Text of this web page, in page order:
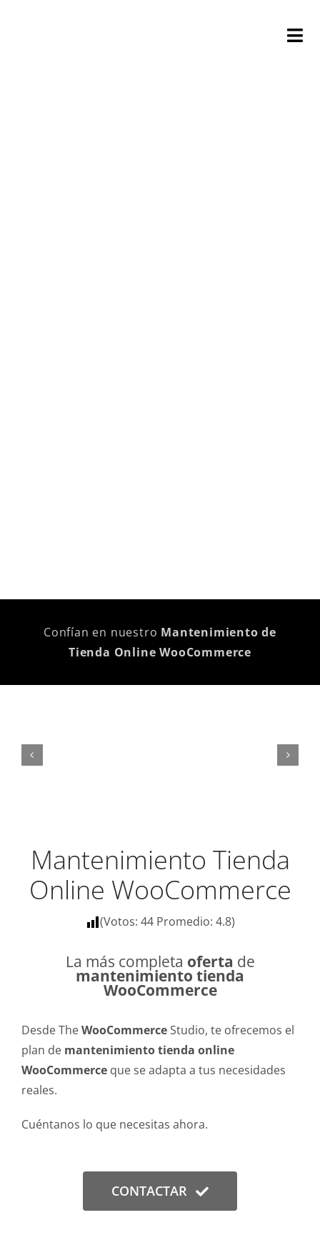
Confían en nuestro Mantenimiento de
Tienda Online WooCommerce
Mantenimiento Tienda
Online WooCommerce
(Votos: 44Promedio: 4.8)
La más completa oferta de
mantenimiento tienda
WooCommerce
Desde TheWooCommerceStudio, te ofrecemos el
plan de mantenimiento tienda online
WooCommerceque se adapta a tus necesidades
reales.
Cuéntanos lo que necesitas ahora.
CONTACTAR